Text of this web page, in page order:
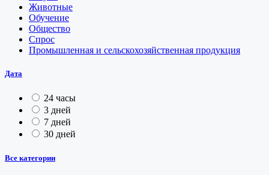
Животные
Обучение
Общество
Спрос
Промышленная и сельскохозяйственная продукция
Дата
24 часы
3 дней
7 дней
30 дней
Все категории